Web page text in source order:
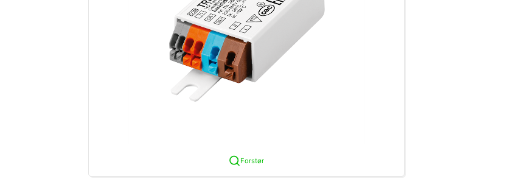
Forstør